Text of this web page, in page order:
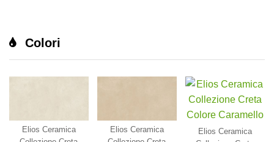
Colori
Elios Ceramica
Elios Ceramica
Elios Ceramica